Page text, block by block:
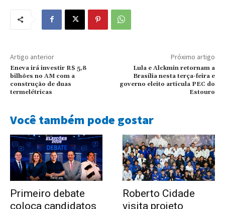
Artigo anterior
Eneva irá investir R$ 5,8
bilhões no AM com a
construção de duas
termelétricas
Próximo artigo
Lula e Alckmin retornam a
Brasília nesta terça-feira e
governo eleito articula PEC do
Estouro
Você também pode gostar
Primeiro debate
coloca candidatos
Roberto Cidade
visita projeto